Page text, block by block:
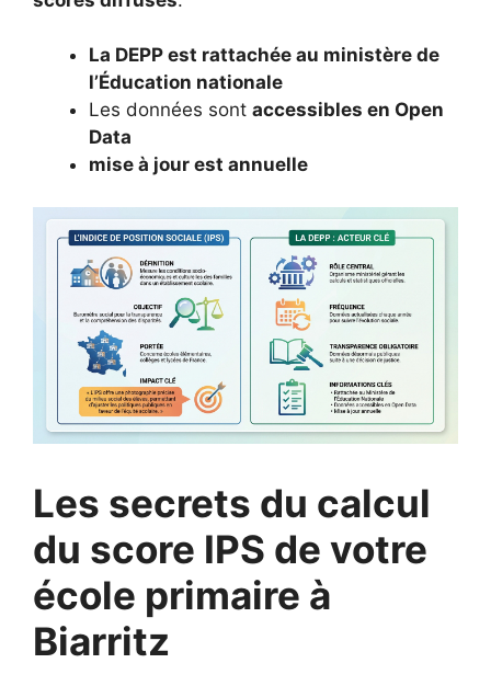
La DEPP est rattachée au ministère de
l’Éducation nationale
Les données sont accessibles en Open
Data
mise à jour est annuelle
Les secrets du calcul
du score IPS de votre
école primaire à
Biarritz